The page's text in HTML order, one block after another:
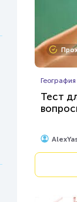
География
Тест